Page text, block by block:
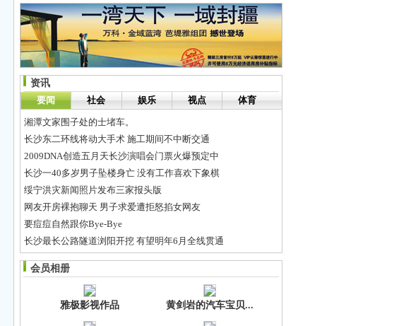
资讯
要闻
社会 娱乐 视点 体育
湘潭文家围子处的士堵车。
长沙东二环线将动大手术 施工期间不中断交通
2009DNA创造五月天长沙演唱会门票火爆预定中
长沙一40多岁男子坠楼身亡 没有工作喜欢下象棋
绥宁洪灾新闻照片发布三家报头版
网友开房裸抱聊天 男子求爱遭拒怒掐女网友
要痘痘自然跟你Bye-Bye
长沙最长公路隧道浏阳开挖 有望明年6月全线贯通
最招贼的钱包
求暑期工作
会员相册
雅极影视作品 黄剑岩的汽车宝贝...